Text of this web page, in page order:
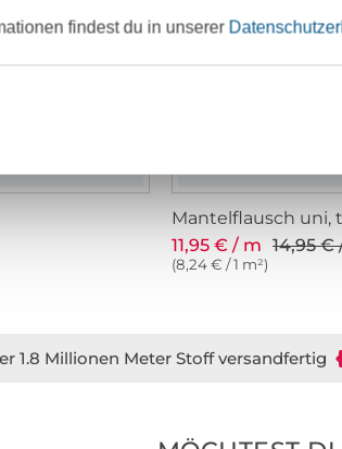
Mantelflausch uni,
11,95 € / m 14,95 €
(8,24 € / 1 m²)
1.8 Millionen Meter Stoff versandfertig
findest du in unserer